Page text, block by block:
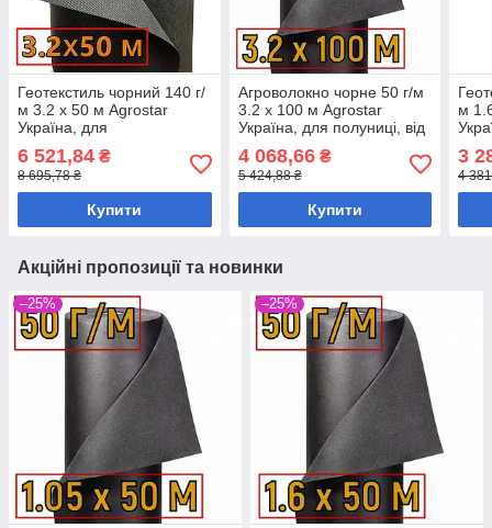
Геотекстиль чорний 140 г/
м 3.2 х 50 м Agrostar
Україна, для
ландшафтного дизайну та
мульчування
6 521,84 ₴
8 695,78 ₴
Купити
Агроволокно чорне 50 г/м
3.2 х 100 м Agrostar
Україна, для полуниці, від
бур'янів
4 068,66₴
5 424,88 ₴
Купити
м
3
4
Акційні пропозиції та новинки
–25% –25%